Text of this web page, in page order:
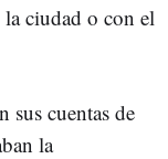
ciudad o con el
sus cuentas de
la